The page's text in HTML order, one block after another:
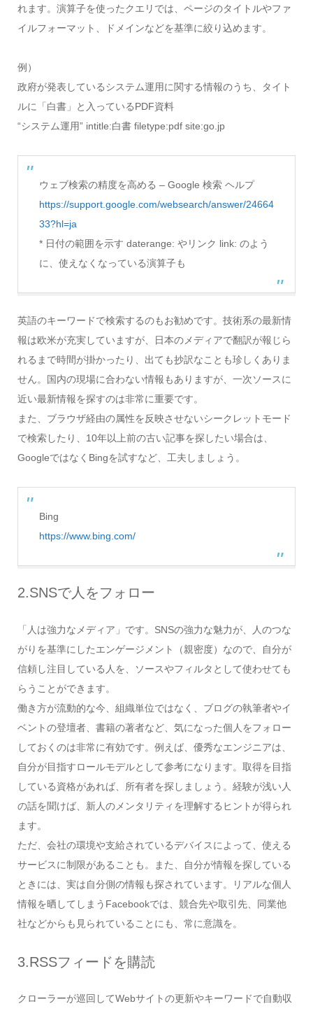
れます。演算子を使ったクエリでは、ページのタイトルやファ
イルフォーマット、ドメインなどを基準に絞り込めます。
例）
政府が発表しているシステム運用に関する情報のうち、タイト
ルに「白書」と入っているPDF資料
“システム運用” intitle:白書 filetype:pdf site:go.jp
ウェブ検索の精度を高める – Google 検索 ヘルプ
https://support.google.com/websearch/answer/24664
33?hl=ja
* 日付の範囲を示す daterange: やリンク link: のよう
に、使えなくなっている演算子も
英語のキーワードで検索するのもお勧めです。技術系の最新情
報は欧米が充実していますが、日本のメディアで翻訳が報じら
れるまで時間が掛かったり、出ても抄訳なことも珍しくありま
せん。国内の現場に合わない情報もありますが、一次ソースに
近い最新情報を探すのは非常に重要です。
また、ブラウザ経由の属性を反映させないシークレットモード
で検索したり、10年以上前の古い記事を探したい場合は、
GoogleではなくBingを試すなど、工夫しましょう。
Bing
https://www.bing.com/
2.SNSで人をフォロー
「人は強力なメディア」です。SNSの強力な魅力が、人のつな
がりを基準にしたエンゲージメント（親密度）なので、自分が
信頼し注目している人を、ソースやフィルタとして使わせても
らうことができます。
働き方が流動的な今、組織単位ではなく、ブログの執筆者やイ
ベントの登壇者、書籍の著者など、気になった個人をフォロー
しておくのは非常に有効です。例えば、優秀なエンジニアは、
自分が目指すロールモデルとして参考になります。取得を目指
している資格があれば、所有者を探しましょう。経験が浅い人
の話を聞けば、新人のメンタリティを理解するヒントが得られ
ます。
ただ、会社の環境や支給されているデバイスによって、使える
サービスに制限があることも。また、自分が情報を探している
ときには、実は自分側の情報も探されています。リアルな個人
情報を晒してしまうFacebookでは、競合先や取引先、同業他
社などからも見られていることにも、常に意識を。
3.RSSフィードを購読
クローラーが巡回してWebサイトの更新やキーワードで自動収